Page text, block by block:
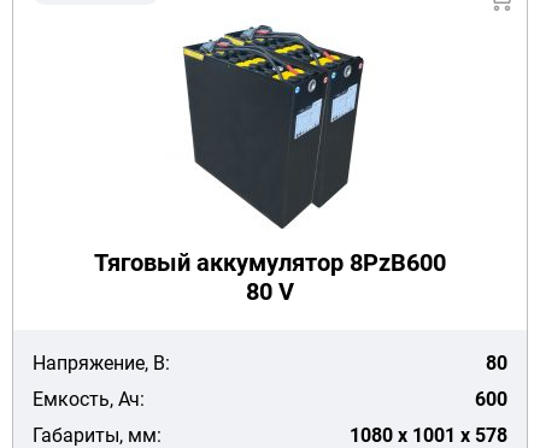
Тяговый аккумулятор 8PzB600
80 V
Напряжение, В:
80
Емкость, Ач:
600
Габариты, мм:
1080 x 1001 x 578